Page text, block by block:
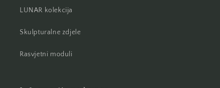
LUNAR kolekcija
Skulpturalne zdjele
Rasvjetni moduli